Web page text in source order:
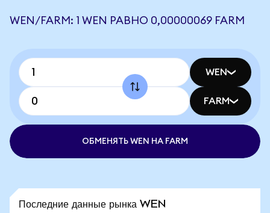
WEN/FARM: 1 WEN РАВНО 0,00000069 FARM
WEN
FARM
ОБМЕНЯТЬ WEN НА FARM
Последние данные рынка WEN